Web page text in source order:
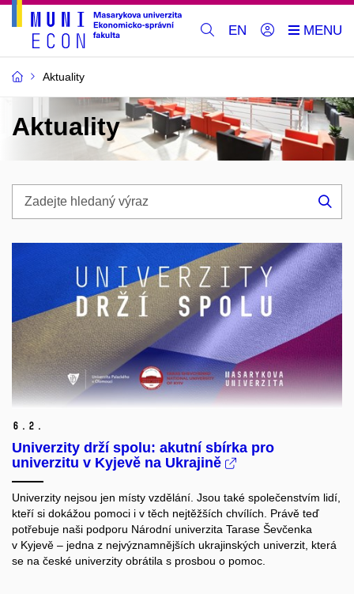
EN
Aktuality
Aktuality
Zadejte
hledaný
6. 2.
Univerzity drží spolu: akutní sbírka pro
univerzitu v Kyjevě na Ukrajině
Univerzity nejsou jen místy vzdělání. Jsou také společenstvím lidí,
kteří si dokážou pomoci i v těch nejtěžších chvílích. Právě teď
potřebuje naši podporu Národní univerzita Tarase Ševčenka
v Kyjevě – jedna z nejvýznamnějších ukrajinských univerzit, která
se na české univerzity obrátila s prosbou o pomoc.